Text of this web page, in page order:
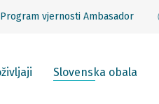
Program vjernosti Ambasador
Slovenska obala